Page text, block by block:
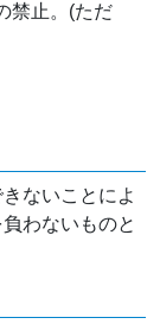
禁止。(ただ
ないことによ
わないものと